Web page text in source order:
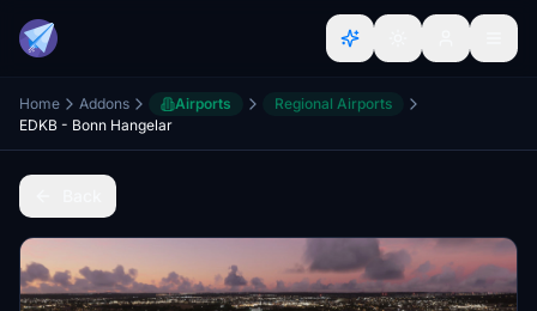
Home Addons Airports
Regional Airports
EDKB - Bonn Hangelar